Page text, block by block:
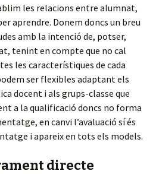
les relacions entre alumnat,
aprendre. Donem doncs un breu
amb la intenció de, potser,
tenint en compte que no cal
les característiques de cada
ser flexibles adaptant els
docent i als grups-classe que
a la qualificació doncs no forma
en canvi l’avaluació sí és
i apareix en tots els models.
directe